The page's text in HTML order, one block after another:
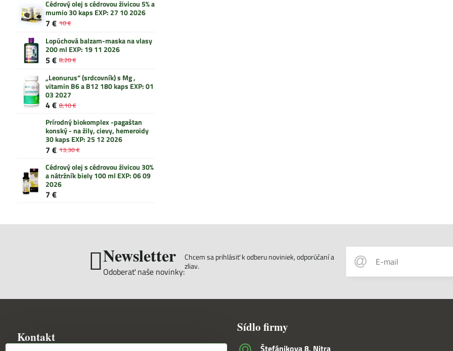
Cédrový olej s cédrovou živicou 5% a
mumio 30 kaps EXP: 27 10 2026
7 € 10 €
Lopúchová balzam-maska na vlasy
200 ml EXP: 19 11 2026
5 € 8,20 €
„Leonurus“ (srdcovník) s Mg ,
vitamin B6 a B12 180 kaps EXP: 01
03 2027
4 € 8,10 €
Prírodný biokomplex -pagaštan
konský - na žily, cievy, hemeroidy
30 kaps EXP: 25 12 2026
7 € 13,30 €
Cédrový olej s cédrovou živicou 30%
a nátržník biely 100 ml EXP: 06 09
2026
7 €
Newsletter
Odoberať naše novinky:
Chcem sa prihlásiť k odberu noviniek, odporúčaní a
zliav.
Kontakt
Sídlo firmy
Štefánikova 8, Nitra